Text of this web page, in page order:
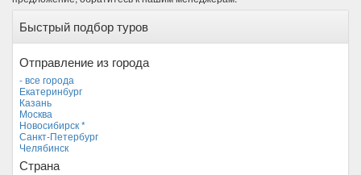
Быстрый подбор туров
Отправление из города
- все города
Екатеринбург
Казань
Москва
Новосибирск *
Санкт-Петербург
Челябинск
Страна